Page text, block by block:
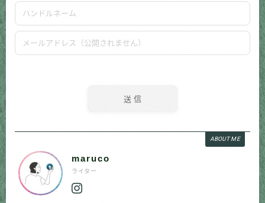
ABOUT ME
maruco
ライター